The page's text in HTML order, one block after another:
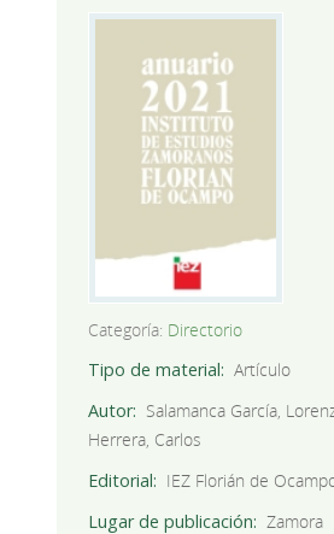
Categoría: Directorio
Tipo de material
Artículo
Autor
Salamanca García,
Herrera, Carlos
Editorial
IEZ Florián de
Lugar de publicación
Zamora